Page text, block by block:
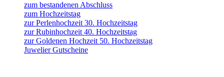
zum bestandenen Abschluss
zum Hochzeitstag
zur Perlenhochzeit 30. Hochzeitstag
zur Rubinhochzeit 40. Hochzeitstag
zur Goldenen Hochzeit 50. Hochzeitstag
Juwelier Gutscheine